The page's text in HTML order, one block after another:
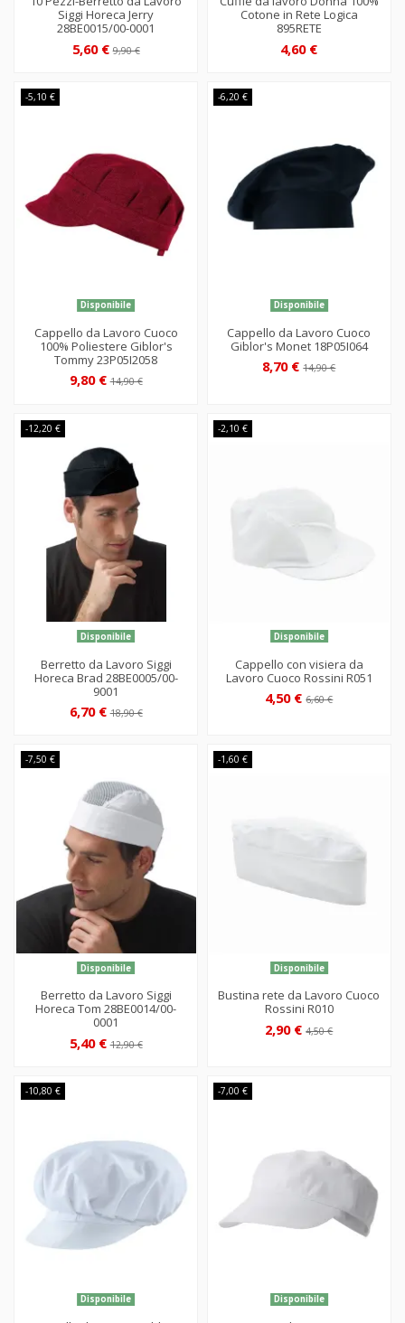
Siggi Horeca Jerry
28BE0015/00-0001
5,60 €9,90 €
Cotone in Rete Logica
895RETE
4,60 €
-5,10 €
Disponibile
Cappello da Lavoro Cuoco
100% Poliestere Giblor's
Tommy 23P05I2058
9,80 €14,90 €
-6,20 €
Disponibile
Cappello da Lavoro Cuoco
Giblor's Monet 18P05I064
8,70 €14,90 €
-12,20 €
Disponibile
Berretto da Lavoro Siggi
Horeca Brad 28BE0005/00-
9001
6,70 €18,90 €
-2,10 €
Disponibile
Cappello con visiera da
Lavoro Cuoco Rossini R051
4,50 €6,60 €
-7,50 €
Disponibile
Berretto da Lavoro Siggi
Horeca Tom 28BE0014/00-
0001
5,40 €12,90 €
-1,60 €
Disponibile
Bustina rete da Lavoro Cuoco
Rossini R010
2,90 €4,50 €
-10,80 €
Disponibile
-7,00 €
Disponibile